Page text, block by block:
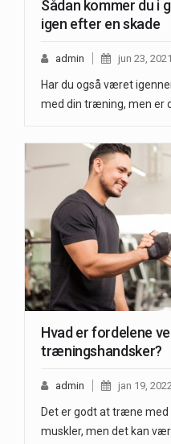
Sådan kommer du i
igen efter en skade
admin jun 23, 2021
Har du også været
med din træning, men er
Hvad er fordelene
træningshandsker?
admin jan 19,
Det er godt at træne
muskler, men det kan